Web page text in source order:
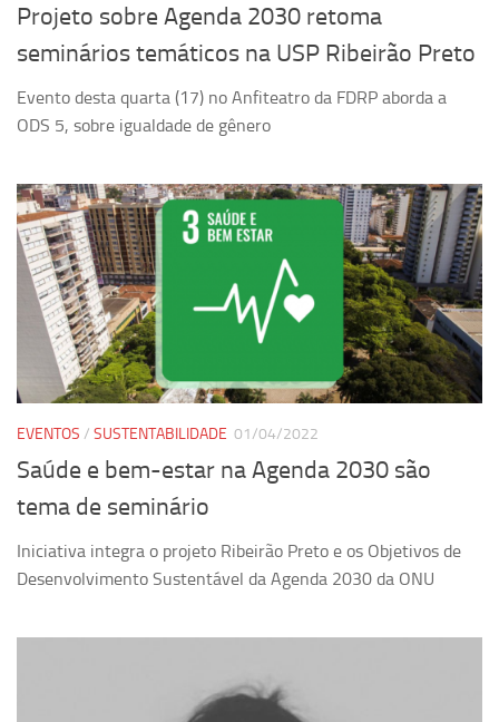
Projeto sobre Agenda 2030 retoma
seminários temáticos na USP Ribeirão Preto
Evento desta quarta (17) no Anfiteatro da FDRP aborda a
ODS 5, sobre igualdade de gênero
EVENTOS / SUSTENTABILIDADE 01/04/2022
Saúde e bem-estar na Agenda 2030 são
tema de seminário
Iniciativa integra o projeto Ribeirão Preto e os Objetivos de
Desenvolvimento Sustentável da Agenda 2030 da ONU